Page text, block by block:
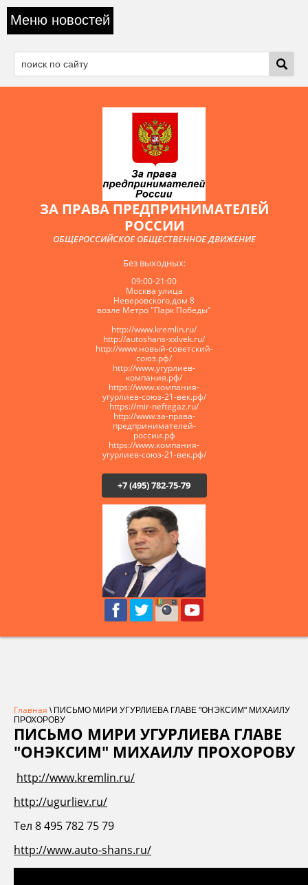
Меню новостей
ЗА ПРАВА ПРЕДПРИНИМАТЕЛЕЙ
РОССИИ
ОБЩЕРОССИЙСКОЕ ОБЩЕСТВЕННОЕ ДВИЖЕНИЕ
Без выходных:
09:00-21:00
Москва улица
Неверовского,дом 8
возле Метро "Парк Победы"
http://www.kremlin.ru/
http://autoshans-xxlvek.ru/
​http://www.новый-советский-
союз.рф/
http://www.угурлиев-
компания.рф/
https://www.компания-
угурлиев-союз-21-век.рф/
https://mir-neftegaz.ru/
http://www.за-права-
предпринимателей-
россии.рф
https://www.компания-
угурлиев-союз-21-век.рф/
+7 (495) 782-75-79
Главная \ ПИСЬМО МИРИ УГУРЛИЕВА ГЛАВЕ "ОНЭКСИМ" МИХАИЛУ
ПРОХОРОВУ
ПИСЬМО МИРИ УГУРЛИЕВА ГЛАВЕ
"ОНЭКСИМ" МИХАИЛУ ПРОХОРОВУ
http://www.kremlin.ru/
http://ugurliev.ru/
Тел 8 495 782 75 79
http://www.auto-shans.ru/